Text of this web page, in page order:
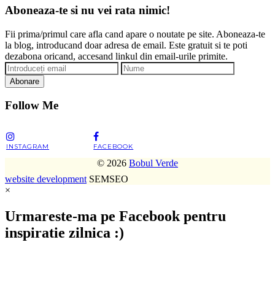
Aboneaza-te si nu vei rata nimic!
Fii prima/primul care afla cand apare o noutate pe site. Aboneaza-te
la blog, introducand doar adresa de email. Este gratuit si te poti
dezabona oricand, accesand linkul din email-urile primite.
Abonare
Follow Me
INSTAGRAM FACEBOOK
© 2026 Bobul Verde
website development SEMSEO
×
Urmareste-ma pe Facebook pentru
inspiratie zilnica :)